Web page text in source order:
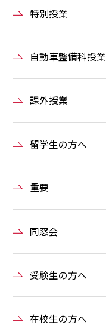
特別授業
自動車整備科授業
課外授業
留学生の方へ
重要
同窓会
受験生の方へ
在校生の方へ